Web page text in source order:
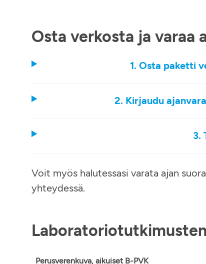
Osta verkosta ja varaa
1. Osta paketti
2. Kirjaudu
3.
Voit myös halutessasi varata ajan
yhteydessä.
Perusverenkuva, aikuiset B-PVK